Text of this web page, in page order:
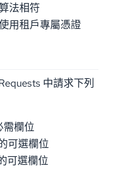
法相符
用租戶專屬憑證
中請求下列
需欄位
可選欄位
可選欄位